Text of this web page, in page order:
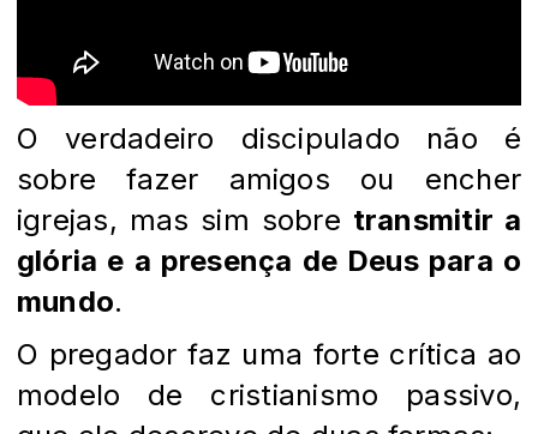
O verdadeiro discipulado não é
sobre fazer amigos ou encher
igrejas, mas sim sobre transmitir a
glória e a presença de Deus para o
mundo.
O pregador faz uma forte crítica ao
modelo de cristianismo passivo,